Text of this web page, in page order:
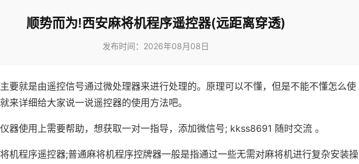
顺势而为!西安麻将机程序遥控器(远距离穿透)
发布时间：2026年08月08日
要就是由遥控信号通过微处理器来进行处理的。原理可以不懂，但是不能不懂怎么使
来详细给大家说一说遥控器的使用方法吧。
器使用上需要帮助，想获取一对一指导，添加微信号; kkss8691 随时交流 。
机程序遥控器;普通麻将机程序控牌器一般是指通过一些无需对麻将机进行复杂安装操